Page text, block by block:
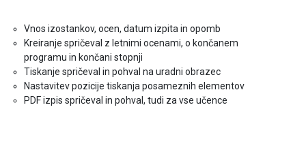
Vnos izostankov, ocen, datum izpita in opomb
Kreiranje spričeval z letnimi ocenami, o končanem
programu in končani stopnji
Tiskanje spričeval in pohval na uradni obrazec
Nastavitev pozicije tiskanja posameznih elementov
PDF izpis spričeval in pohval, tudi za vse učence